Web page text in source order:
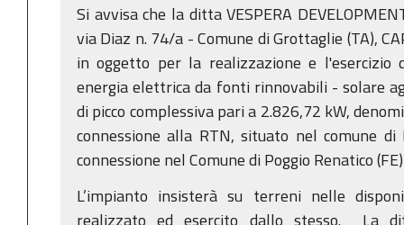
Si avvisa che la ditta VESPERA
via Diaz n. 74/a - Comune di Grottaglie (TA),
in oggetto per la realizzazione e l'esercizio
energia elettrica da fonti rinnovabili - solare
di picco complessiva pari a 2.826,72 kW,
connessione alla RTN, situato nel comune di
connessione nel Comune di Poggio Renatico
L’impianto insisterà su terreni nelle